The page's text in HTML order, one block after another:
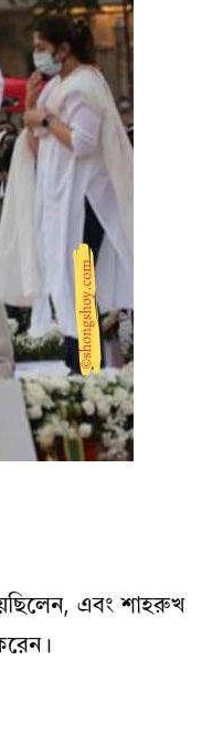
এবং শাহরুখ